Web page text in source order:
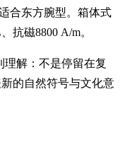
合东方腕型。箱体式
抗磁8800 A/m。
理解：不是停留在复
的自然符号与文化意